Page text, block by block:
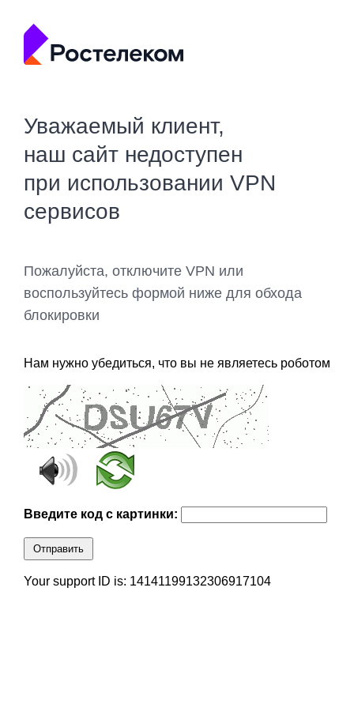
Уважаемый клиент,
наш сайт недоступен
при использовании VPN
сервисов
Пожалуйста, отключите VPN или
воспользуйтесь формой ниже для обхода
блокировки
Нам нужно убедиться, что вы не являетесь роботом
Введите код с картинки:
Отправить
Your support ID is: 14141199132306917104